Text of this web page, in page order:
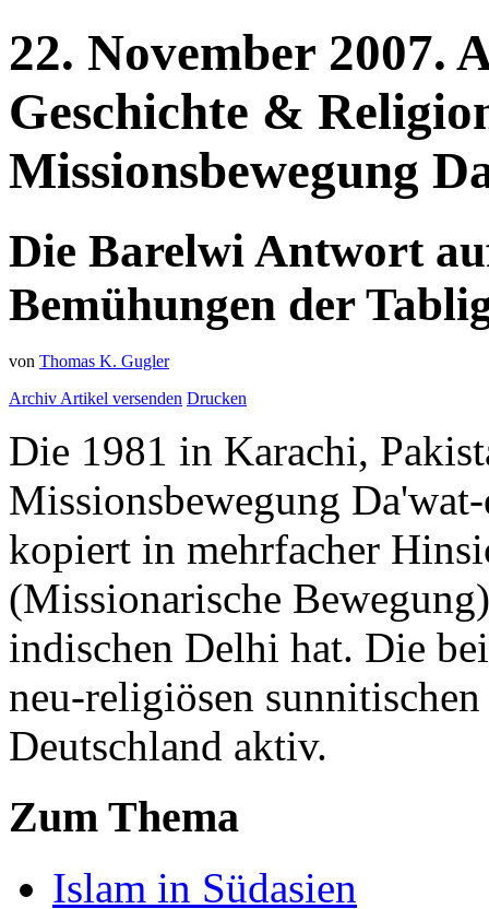
22. November 2007.
Geschichte &
Missionsbewegung
Die Barelwi Antwort
Bemühungen der
von Thomas K. Gugler
ArchivArtikel versenden Drucken
Die 1981 in Karachi,
Missionsbewegung
kopiert in mehrfacher
(Missionarische
indischen Delhi hat. Die
neu-religiösen
Deutschland aktiv.
Zum Thema
Islam in Südasien